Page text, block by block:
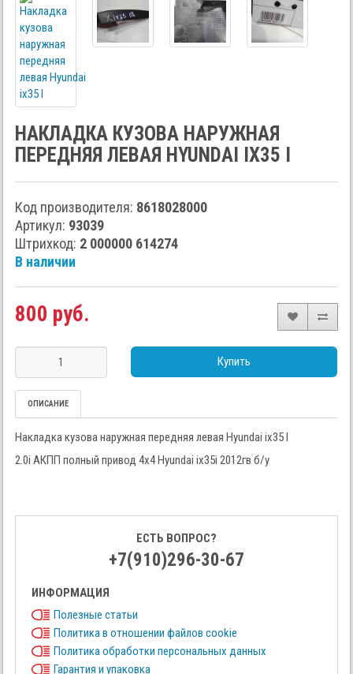
НАКЛАДКА КУЗОВА НАРУЖНАЯ
ПЕРЕДНЯЯ ЛЕВАЯ HYUNDAI IX35 I
Код производителя: 8618028000
Артикул: 93039
Штрихкод: 2 000000 614274
В наличии
800 руб.
Купить
ОПИСАНИЕ
Накладка кузова наружная передняя левая Hyundai ix35 I
2.0i АКПП полный привод 4x4 Hyundai ix35i 2012гв б/у
ЕСТЬ ВОПРОС?
+7(910)296-30-67
ИНФОРМАЦИЯ
Полезные статьи
Политика в отношении файлов cookie
Политика обработки персональных данных
Гарантия и упаковка